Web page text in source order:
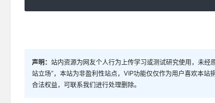
声明： 站内资源为网友个人行为上传学习或测试研究使用，未
站立场”，本站为非盈利性站点，VIP功能仅仅作为用户喜欢本
合法权益，可联系我们进行处理删除。